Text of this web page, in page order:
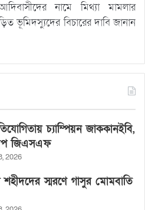
নামে মিথ্যা মামলার
ভূমিদস্যুদের বিচারের দাবি জানান
চ্যাম্পিয়ন জাককানইবি,
জিএসএফ
2026
শহীদদের স্মরণে গাসুর মোমবাতি